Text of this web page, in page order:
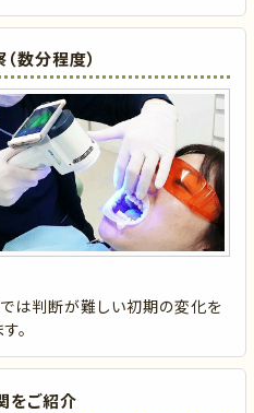
数分程度）
は判断が難しい初期の変化を
。
をご紹介